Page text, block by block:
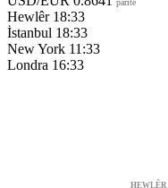
parite
Hewlêr 18:33
İstanbul 18:33
New York 11:33
Londra 16:33
HEWLÊR